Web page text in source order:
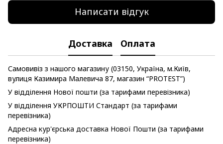
Написати відгук
Доставка Оплата
Самовивіз з нашого магазину (03150, Україна, м.Київ,
вулиця Казимира Малевича 87, магазин “PROTEST”)
У відділення Нової пошти (за тарифами перевізника)
У відділення УКРПОШТИ Стандарт (за тарифами
перевізника)
Адресна кур'єрська доставка Нової Пошти (за тарифами
перевізника)